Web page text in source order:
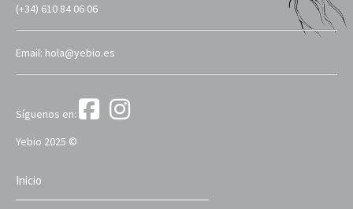
(+34) 610 84 06 06
Email: hola@yebio.es
Síguenos en:
Yebio 2025 ©
Inicio